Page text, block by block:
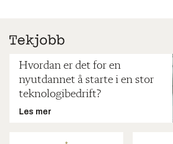
Hvordan er det for en
nyutdannet å starte i en stor
teknologibedrift?
Les mer